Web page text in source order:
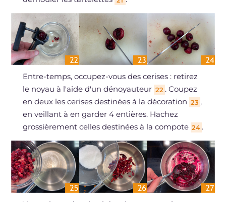
Entre-temps, occupez-vous des cerises : retirez
le noyau à l'aide d'un dénoyauteur 22 . Coupez
en deux les cerises destinées à la décoration 23 ,
en veillant à en garder 4 entières. Hachez
grossièrement celles destinées à la compote 24 .